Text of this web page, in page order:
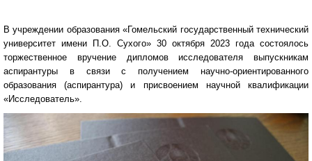
В учреждении образования «Гомельский государственный технический
университет имени П.О. Сухого» 30 октября 2023 года состоялось
торжественное вручение дипломов исследователя выпускникам
аспирантуры в связи с получением научно-ориентированного
образования (аспирантура) и присвоением научной квалификации
«Исследователь».